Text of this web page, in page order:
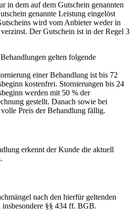
in dem auf dem Gutschein genannten
genannte Leistung eingelöst
wird vom Anbieter weder in
Der Gutschein ist in der Regel 3
gelten folgende
einer Behandlung ist bis 72
kostenfrei. Stornierungen bis 24
werden mit 50 % der
gestellt. Danach sowie bei
Preis der Behandlung fällig.
erkennt der Kunde die aktuell
nach den hierfür geltenden
insbesondere §§ 434 ff. BGB.